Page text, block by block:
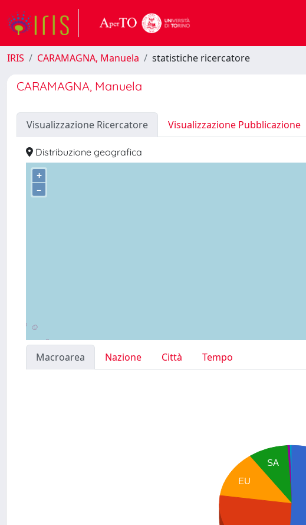
IRIS CARAMAGNA, Manuela statistiche ricercatore
CARAMAGNA, Manuela
Visualizzazione Ricercatore Visualizzazione Pubblicazione
Distribuzione geografica
+
–
Macroarea Nazione Città
Tempo
SA
EU